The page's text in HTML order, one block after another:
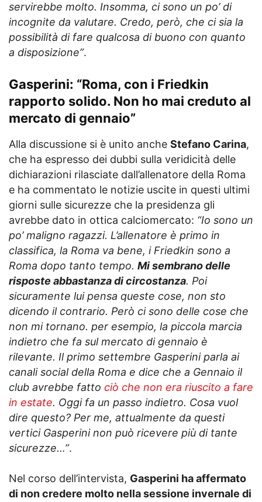
servirebbe molto. Insomma, ci sono un po’ di
incognite da valutare. Credo, però, che ci sia la
possibilità di fare qualcosa di buono con quanto
a disposizione”.
Gasperini: “Roma, con i Friedkin
rapporto solido. Non ho mai creduto al
mercato di gennaio”
Alla discussione si è unito anche Stefano Carina,
che ha espresso dei dubbi sulla veridicità delle
dichiarazioni rilasciate dall’allenatore della Roma
e ha commentato le notizie uscite in questi ultimi
giorni sulle sicurezze che la presidenza gli
avrebbe dato in ottica calciomercato: “Io sono un
po’ maligno ragazzi. L’allenatore è primo in
classifica, la Roma va bene, i Friedkin sono a
Roma dopo tanto tempo. Mi sembrano delle
risposte abbastanza di circostanza. Poi
sicuramente lui pensa queste cose, non sto
dicendo il contrario. Però ci sono delle cose che
non mi tornano. per esempio, la piccola marcia
indietro che fa sul mercato di gennaio è
rilevante. Il primo settembre Gasperini parla ai
canali social della Roma e dice che a Gennaio il
club avrebbe fatto ciò che non era riuscito a fare
in estate. Oggi fa un passo indietro. Cosa vuol
dire questo? Per me, attualmente da questi
vertici Gasperini non può ricevere più di tante
sicurezze…”.
Nel corso dell’intervista, Gasperini ha affermato
di non credere molto nella sessione invernale di